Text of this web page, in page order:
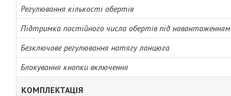
Регулювання кількості обертів
Підтримка постійного числа обертів під навантаженням
Безключове регулювання натягу ланцюга
Блокування кнопки включення
КОМПЛЕКТАЦІЯ